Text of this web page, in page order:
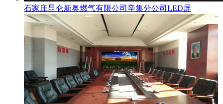
石家庄昆仑新奥燃气有限公司辛集分公司LED屏